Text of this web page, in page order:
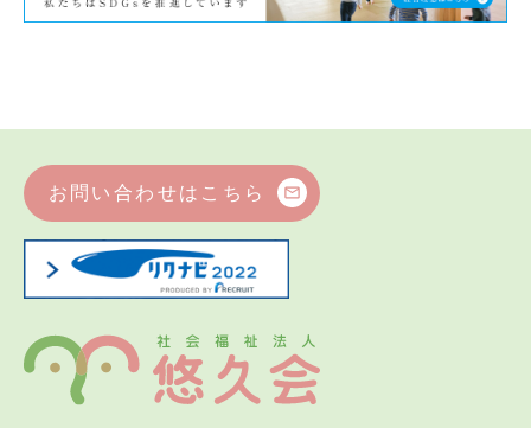
お問い合わせはこちら mail_outline